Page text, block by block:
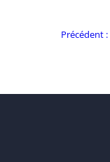
Précédent :